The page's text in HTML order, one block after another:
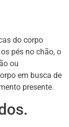
do corpo
pés no chão, o
ou
em busca de
presente.